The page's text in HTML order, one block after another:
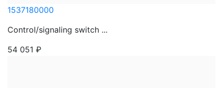
1537180000
Control/signaling switch ...
54 051 ₽